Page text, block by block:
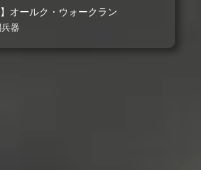
】オールク・ウォークラン
器